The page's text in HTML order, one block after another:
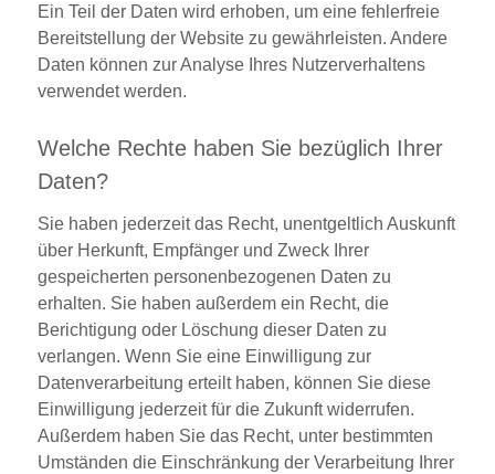
Ein Teil der Daten wird erhoben, um eine fehlerfreie
Bereitstellung der Website zu gewährleisten. Andere
Daten können zur Analyse Ihres Nutzerverhaltens
verwendet werden.
Welche Rechte haben Sie bezüglich Ihrer
Daten?
Sie haben jederzeit das Recht, unentgeltlich Auskunft
über Herkunft, Empfänger und Zweck Ihrer
gespeicherten personenbezogenen Daten zu
erhalten. Sie haben außerdem ein Recht, die
Berichtigung oder Löschung dieser Daten zu
verlangen. Wenn Sie eine Einwilligung zur
Datenverarbeitung erteilt haben, können Sie diese
Einwilligung jederzeit für die Zukunft widerrufen.
Außerdem haben Sie das Recht, unter bestimmten
Umständen die Einschränkung der Verarbeitung Ihrer